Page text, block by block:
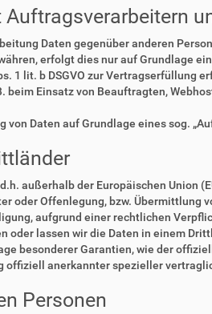
Daten gegenüber anderen
erfolgt dies nur auf Grundlage
1 lit. b DSGVO zur
beim Einsatz von Beauftragten,
Daten auf Grundlage eines sog.
außerhalb der Europäischen Union
oder Offenlegung, bzw.
aufgrund einer rechtlichen
oder lassen wir die Daten in einem
besonderer Garantien, wie der
offiziell anerkannter spezieller
Personen